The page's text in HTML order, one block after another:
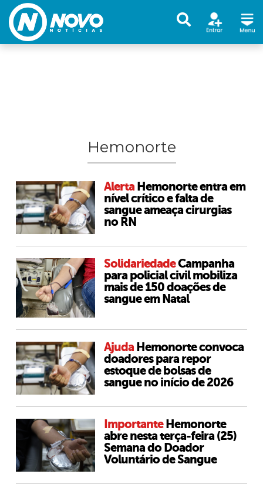
Hemonorte
Alerta Hemonorte entra em
nível crítico e falta de
sangue ameaça cirurgias
no RN
SolidariedadeCampanha
para policial civil mobiliza
mais de 150 doações de
sangue em Natal
Ajuda Hemonorte convoca
doadores para repor
estoque de bolsas de
sangue no início de 2026
Importante Hemonorte
abre nesta terça-feira (25)
Semana do Doador
Voluntário de Sangue